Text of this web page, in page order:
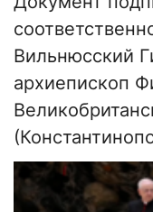
Вильнюсский
архиепископ